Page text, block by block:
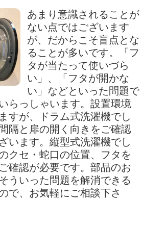
あまり意識されることが
ない点ではございます
が、だからこそ盲点とな
ることが多いです。「フ
タが当たって使いづら
い」、「フタが開かな
い」などといった問題で
らっしゃいます。設置環境
すが、ドラム式洗濯機でし
隔と扉の開く向きをご確認
います。縦型式洗濯機でし
クセ・蛇口の位置、フタを
確認が必要です。部品のお
ういった問題を解消できる
で、お気軽にご相談下さ